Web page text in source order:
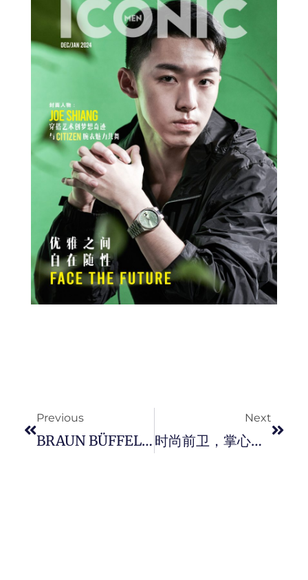
Previous
BRAUN BÜFFEL 推出 2021 秋冬系列探索 “ 微观 / 宏观 ” 视界。
Next
时尚前卫，掌心折迭设计！ Samsung Galaxy Z Flip3 5G 性能最强摺机。